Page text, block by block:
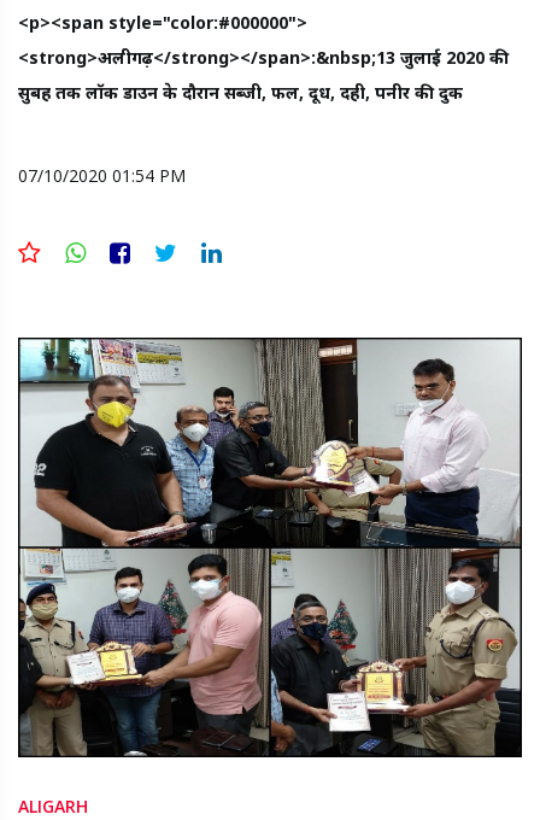
<p><span style="color:#000000">
<strong>अलीगढ़</strong></span>:&nbsp;13 जुलाई 2020 की
सुबह तक लॉक डाउन के दौरान सब्जी, फल, दूध, दही, पनीर की दुक
07/10/2020 01:54 PM
ALIGARH